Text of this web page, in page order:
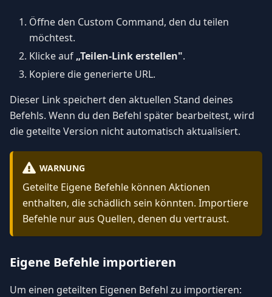
Öffne den Custom Command, den du teilen
möchtest.
Klicke auf „Teilen-Link erstellen".
Kopiere die generierte URL.
Dieser Link speichert den aktuellen Stand deines
Befehls. Wenn du den Befehl später bearbeitest, wird
die geteilte Version nicht automatisch aktualisiert.
WARNUNG
Geteilte Eigene Befehle können Aktionen
enthalten, die schädlich sein könnten. Importiere
Befehle nur aus Quellen, denen du vertraust.
Eigene Befehle importieren
Um einen geteilten Eigenen Befehl zu importieren: